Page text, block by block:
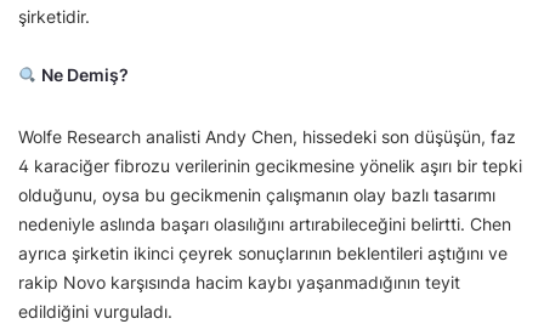
şirketidir.
Ne Demiş?
Wolfe Research analisti Andy Chen, hissedeki son düşüşün, faz
4 karaciğer fibrozu verilerinin gecikmesine yönelik aşırı bir tepki
olduğunu, oysa bu gecikmenin çalışmanın olay bazlı tasarımı
nedeniyle aslında başarı olasılığını artırabileceğini belirtti. Chen
ayrıca şirketin ikinci çeyrek sonuçlarının beklentileri aştığını ve
rakip Novo karşısında hacim kaybı yaşanmadığının teyit
edildiğini vurguladı.